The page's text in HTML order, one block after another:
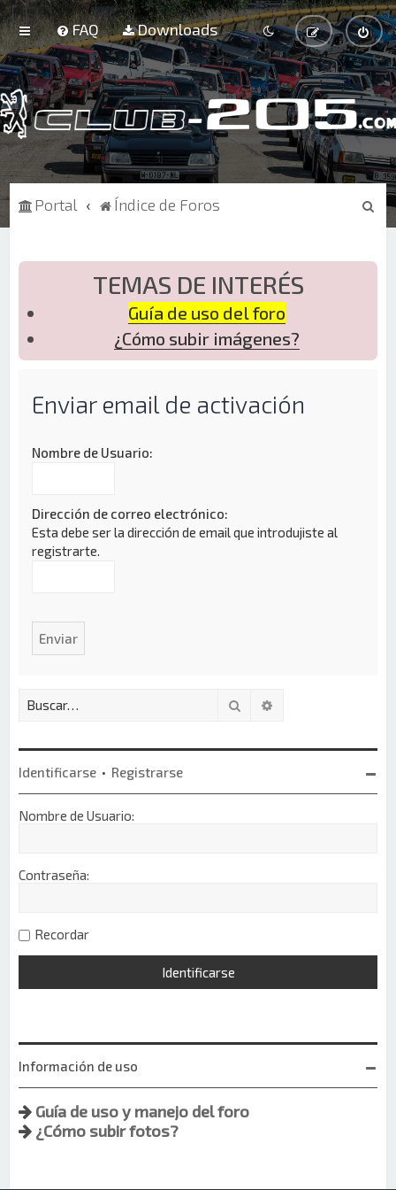
FAQ Downloads
Portal Índice de Foros
B
TEMAS DE INTERÉS
Guía de uso del foro
¿Cómo subir imágenes?
Enviar email de activación
Nombre de Usuario:
Dirección de correo electrónico:
Esta debe ser la dirección de email que introdujiste al
registrarte.
Buscar
Identificarse • Registrarse
Nombre de Usuario:
Contraseña:
Recordar
Información de uso
Guía de uso y manejo del foro
¿Cómo subir fotos?